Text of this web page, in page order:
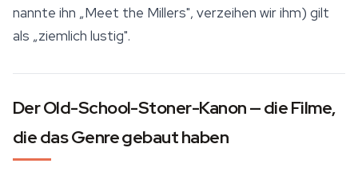
nannte ihn „Meet the Millers", verzeihen wir ihm) gilt
als „ziemlich lustig".
Der Old-School-Stoner-Kanon — die Filme,
die das Genre gebaut haben